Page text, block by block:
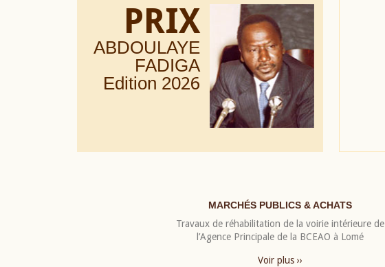
PRIX
ABDOULAYE
FADIGA
Edition 2026
MARCHÉS PUBLICS & ACHATS
Travaux de réhabilitation de la voirie intérieure de
l’Agence Principale de la BCEAO à Lomé
Voir plus ››